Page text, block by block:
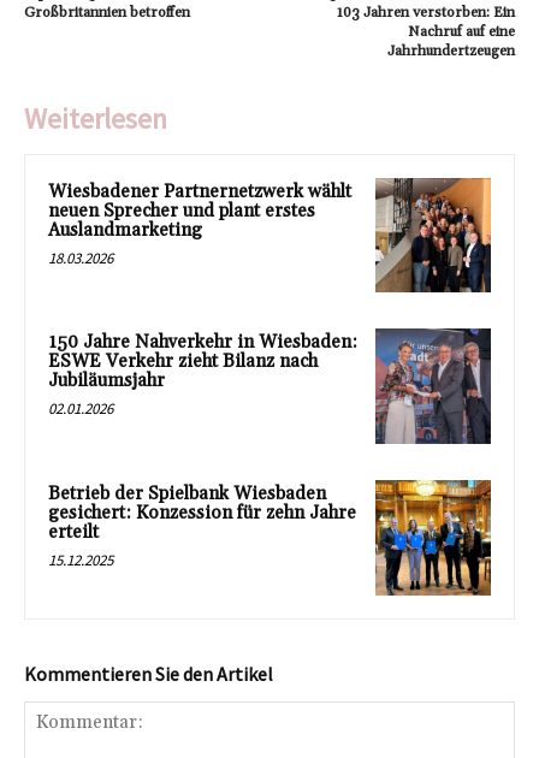
Großbritannien betroffen
103 Jahren verstorben: Ein
Nachruf auf eine
Jahrhundertzeugen
Weiterlesen
Wiesbadener Partnernetzwerk wählt
neuen Sprecher und plant erstes
Auslandmarketing
18.03.2026
150 Jahre Nahverkehr in Wiesbaden:
ESWE Verkehr zieht Bilanz nach
Jubiläumsjahr
02.01.2026
Betrieb der Spielbank Wiesbaden
gesichert: Konzession für zehn Jahre
erteilt
15.12.2025
Kommentieren Sie den Artikel